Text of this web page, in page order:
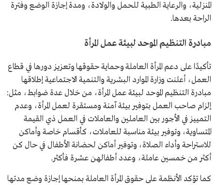
المنزلية، والرعاية الطبية للحمل والولادة، ومدة إجازة الوضع وفترة
الراحة بعدها.
مبادرة التنظيم الموحد لبيئة عمل المرأة
تأكيدًا على دعم المرأة العاملة وحماية حقوقها وتعزيز دورها في قطاع
العمل، أعلنت وزارة الموارد البشرية والتنمية الاجتماعية إطلاقها
مبادرة التنظيم الموحد لبيئة عمل المرأة، من خلال عدة ضوابط، مثل:
إلزام صاحب العمل بتوفير بيئة آمنة ومستقرة لعمل المرأة، وعدم
التمييز في الأجور بين العاملين والعاملات في العمل ذي القيمة
المتساوية، وتوفير بيئة مناسبة للعاملات، كأقسام خاصة وأماكن
للاستراحة وأداء الصلاة، وتوفير أماكن لحضانة الأطفال في حال كن
أكثر من خمسين عاملة، وعدد أطفالهن عشرة فأكثر.
كما تؤكد الأنظمة على حقوق المرأة العاملة بمنحها إجازة وضع مدتها